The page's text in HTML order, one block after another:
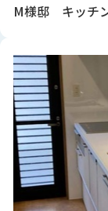
M様邸 キッチ